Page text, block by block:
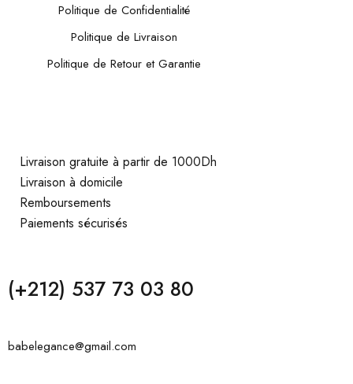
Politique de Confidentialité
Politique de Livraison
Politique de Retour et Garantie
Livraison gratuite à partir de 1000Dh
Livraison à domicile
Remboursements
Paiements sécurisés
(+212) 537 73 03 80
babelegance@gmail.com